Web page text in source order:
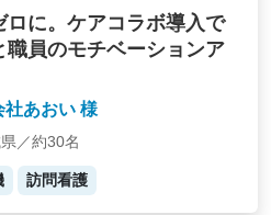
に。ケアコラボ導入で
員のモチベーションア
社あおい 様
／約30名
訪問看護